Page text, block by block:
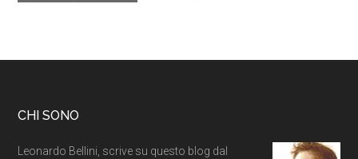
CHI SONO
Leonardo Bellini, scrive su questo blog dal